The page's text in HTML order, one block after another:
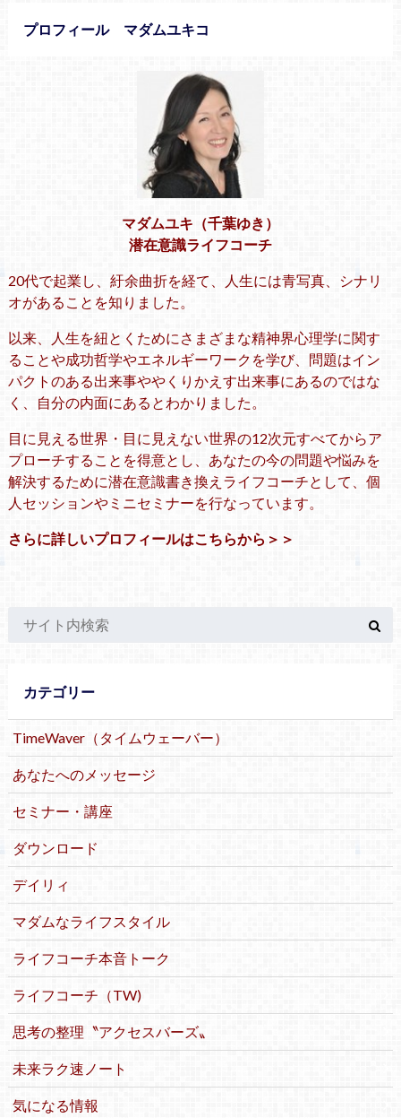
プロフィール マダムユキコ
マダムユキ（千葉ゆき）
潜在意識ライフコーチ
20代で起業し、紆余曲折を経て、人生には青写真、シナリ
オがあることを知りました。
以来、人生を紐とくためにさまざまな精神界心理学に関す
ることや成功哲学やエネルギーワークを学び、問題はイン
パクトのある出来事ややくりかえす出来事にあるのではな
く、自分の内面にあるとわかりました。
目に見える世界・目に見えない世界の12次元すべてからア
プローチすることを得意とし、あなたの今の問題や悩みを
解決するために潜在意識書き換えライフコーチとして、個
人セッションやミニセミナーを行なっています。
さらに詳しいプロフィールはこちらから＞＞
カテゴリー
TimeWaver（タイムウェーバー）
あなたへのメッセージ
セミナー・講座
ダウンロード
デイリィ
マダムなライフスタイル
ライフコーチ本音トーク
ライフコーチ（TW)
思考の整理〝アクセスバーズ〟
未来ラク速ノート
気になる情報